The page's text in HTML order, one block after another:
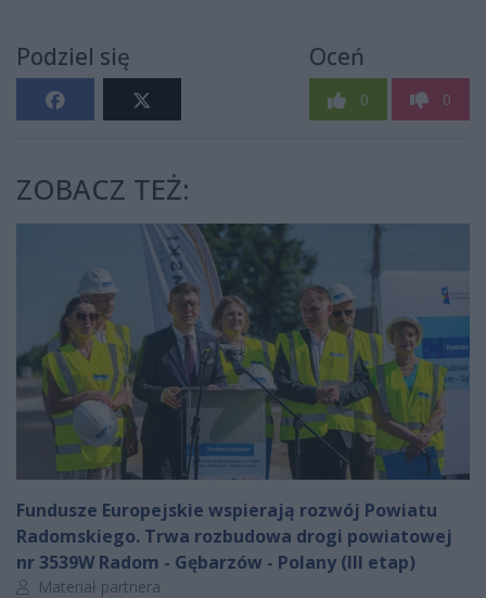
Podziel się Oceń
0 0
ZOBACZ TEŻ:
Fundusze Europejskie wspierają rozwój Powiatu
Radomskiego. Trwa rozbudowa drogi powiatowej
nr 3539W Radom - Gębarzów - Polany (III etap)
Autor artykułu:
Materiał partnera